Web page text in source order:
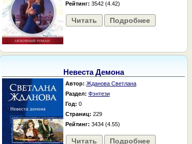
Рейтинг: 3542 (4.42)
Читать Подробнее
Невеста Демона
Автор: Жданова Светлана
Раздел: Фэнтези
Год: 0
Страниц: 229
Рейтинг: 3434 (4.55)
Читать Подробнее